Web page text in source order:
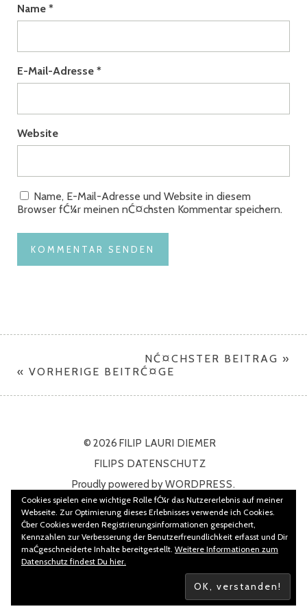
Name *
E-Mail-Adresse *
Website
Name, E-Mail-Adresse und Website in diesem
Browser fĆ¼r meinen nĆ¤chsten Kommentar speichern.
NĆ¤CHSTER BEITRAG »
« VORHERIGE BEITRĆ¤GE
© 2026 FILIP LAURI DIEMER
FILIPS DATENSCHUTZ
Proudly powered byWORDPRESS.
Theme: Namba vonELMASTUDIO
Filips RSS feed Filips Datenschutz
Cookies spielen eine wichtige Rolle fĆ¼r das Nutzererlebnis auf meiner
Webseite. Zur Optimierung dieses Erlebnisses verwende ich Cookies.
Ćber Cookies werden Registrierungsinformationen gespeichert,
Kennzahlen zur Verbesserung der Benutzerfreundlichkeit erfasst und Dir
maĆgeschneiderte Inhalte bereitgestellt. Weitere Informationen zum
Datenschutz findest Du hier.